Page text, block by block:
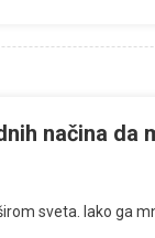
načina da
sveta. Iako ga